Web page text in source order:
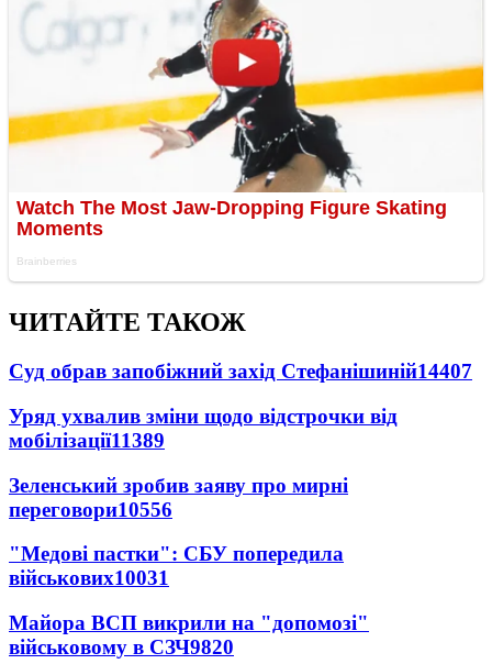
ЧИТАЙТЕ ТАКОЖ
Суд обрав запобіжний захід Стефанішиній14407
Уряд ухвалив зміни щодо відстрочки від
мобілізації11389
Зеленський зробив заяву про мирні
переговори10556
"Медові пастки": СБУ попередила
військових10031
Майора ВСП викрили на "допомозі"
військовому в СЗЧ9820